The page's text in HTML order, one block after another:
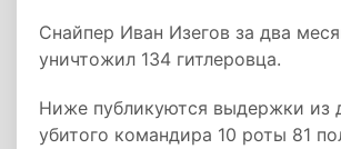
Снайпер Иван Изегов за два
уничтожил 134 гитлеровца.
Ниже публикуются выдержки из
убитого командира 10 роты 81